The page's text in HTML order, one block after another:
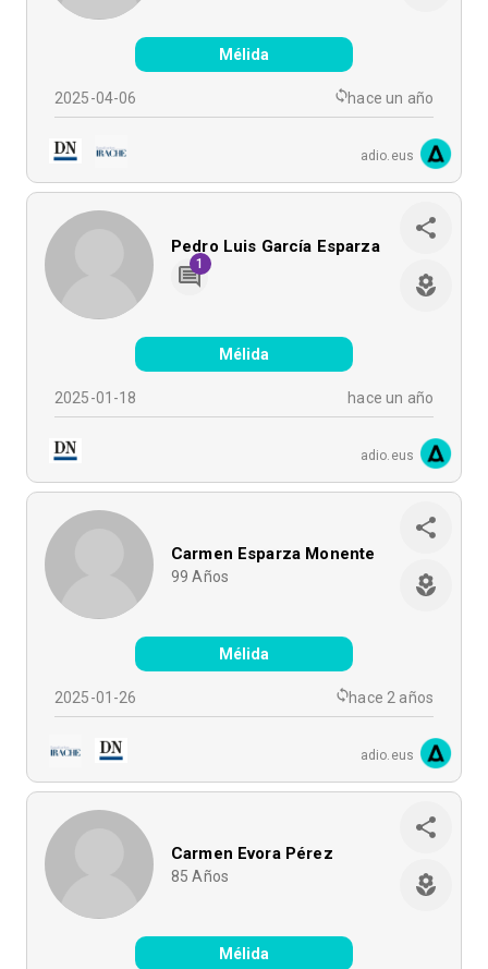
Mélida
2025-04-06 hace un año
adio.eus
Pedro Luis García Esparza
1
Mélida
2025-01-18 hace un año
adio.eus
Carmen Esparza Monente
99 Años
Mélida
2025-01-26 hace 2 años
adio.eus
Carmen Evora Pérez
85 Años
Mélida